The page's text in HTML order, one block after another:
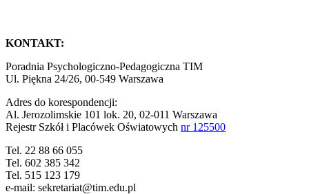
KONTAKT:
Poradnia Psychologiczno-Pedagogiczna TIM
Ul. Piękna 24/26, 00-549 Warszawa
Adres do korespondencji:
Al. Jerozolimskie 101 lok. 20, 02-011 Warszawa
Rejestr Szkół i Placówek Oświatowych nr 125500
Tel. 22 88 66 055
Tel. 602 385 342
Tel. 515 123 179
e-mail: sekretariat@tim.edu.pl